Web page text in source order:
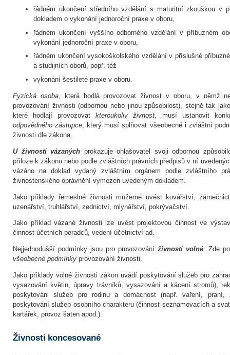
řádném ukončení středního vzdělání s maturitní zkouškou v
dokladem o vykonání jednoroční praxe v oboru,
řádném ukončení vyššího odborného vzdělání v příbuzném
vykonání jednoroční praxe v oboru,
řádném ukončení vysokoškolského vzdělání v příslušné
a studijních oborů, popř. též
vykonání šestileté praxe v oboru.
Fyzická osoba, která hodlá provozovat živnost v oboru, v němž
provozování živnosti (odbornou nebo jinou způsobilost), stejně tak
které hodlají provozovatkteroukoliv živnost,
musí ustanovit
odpovědného zástupce , který musí splňovat všeobecné i zvláštní
živnosti dle zákona.
U živností vázaných prokazuje ohlašovatel svoji odbornou
příloze k zákonu nebo podle zvláštních právních předpisů v ní
vázáno na doklad vydaný zvláštním orgánem podle zvláštního
živnostenského oprávnění vymezen uvedeným dokladem.
Jako příklady řemeslné živnosti můžeme uvést kovářství,
uzenářství, truhlářství, zednictví, mlynářství, pokrývačství.
Jako příklad vázané živnosti lze uvést projektovou činnost ve
činnost účetních poradců, vedení účetnictví ad.
Nejjednodušší podmínky jsou pro provozování živnosti volné. Zde
všeobecné podmínky provozování živnosti.
Jako příklady volné živnosti zákon uvádí poskytování služeb pro
vysazování květin, úpravy trávníků, vysazování a kácení stromů),
poskytováni služeb pro rodinu a domácnost (např. vaření, praní,
poskytování služeb osobního charakteru (činnost seznamovacích a
kartářek, provoz šaten apod.).
Živnosti koncesované